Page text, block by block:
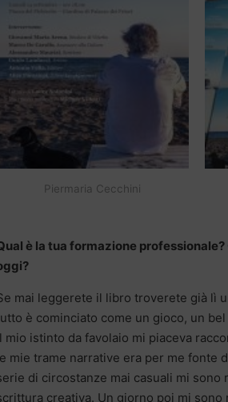
Piermaria Cecchini
è la tua formazione
mai leggerete il libro troverete già lì
è cominciato come un gioco, un
mio istinto da favolaio mi piaceva
mie trame narrative era per me fonte
di circostanze mai casuali mi
creativa. Un giorno poi mi